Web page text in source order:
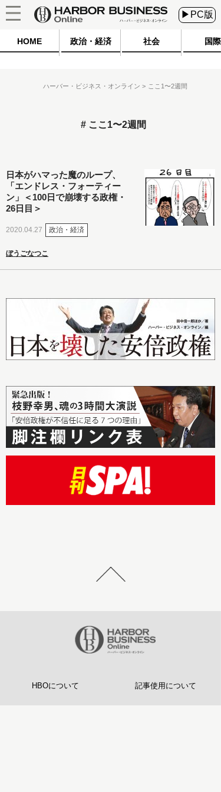
▶PC版
HOME 政治・経済 社会 国際
ハーバー・ビジネス・オンライン ここ1〜2週間
ここ1〜2週間
日本がハマった魔のループ、
「エンドレス・フォーティー
ン」＜100日で崩壊する政権・
26日目＞
2020.04.27 政治・経済
ぼうごなつこ
HBOについて 記事使用について